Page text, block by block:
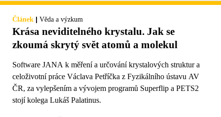
Článek | Věda a výzkum
Krása neviditelného krystalu. Jak se
zkoumá skrytý svět atomů a molekul
Software JANA k měření a určování krystalových struktur a
celoživotní práce Václava Petříčka z Fyzikálního ústavu AV
ČR, za vylepšením a vývojem programů Superflip a PETS2
stojí kolega Lukáš Palatinus.